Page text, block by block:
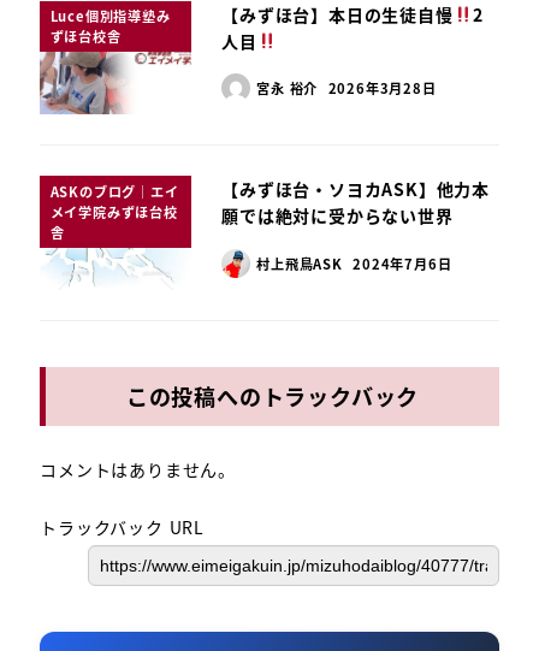
Luce個別指導塾み
ずほ台校舎
【みずほ台】本日の生徒自慢
2
人目
宮永 裕介 2026年3月28日
ASKのブログ｜エイ
メイ学院みずほ台校
舎
【みずほ台・ソヨカASK】他力本
願では絶対に受からない世界
村上飛鳥ASK 2024年7月6日
この投稿へのトラックバック
コメントはありません。
トラックバック URL